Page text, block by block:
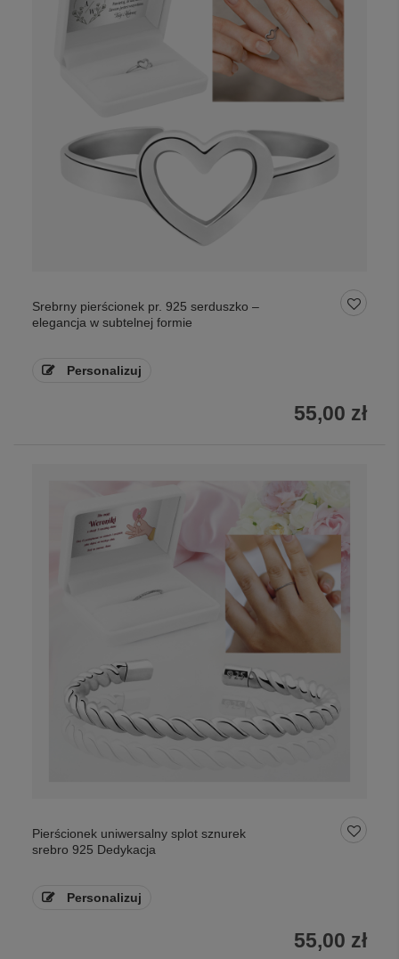
Srebrny pierścionek pr. 925 serduszko –
elegancja w subtelnej formie
Personalizuj
55,00 zł
Pierścionek uniwersalny splot sznurek
srebro 925 Dedykacja
Personalizuj
55,00 zł